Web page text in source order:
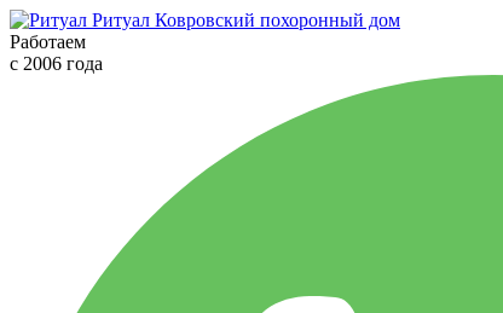
Ритуал Ковровский похоронный дом
Работаем
с 2006 года